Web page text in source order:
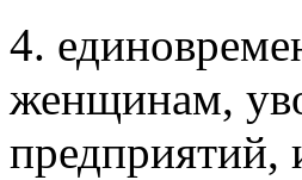
4.
женщинам,
предприятий,